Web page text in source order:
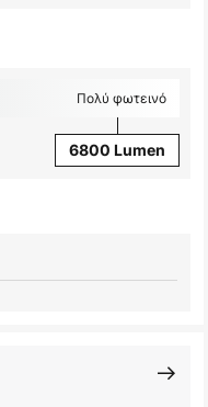
Πολύ φωτεινό
6800 Lumen